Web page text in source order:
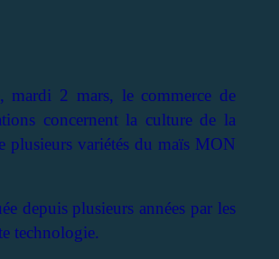
mardi 2 mars, le commerce de
concernent la culture de la
variétés du maïs MON
depuis plusieurs années par les
technologie.